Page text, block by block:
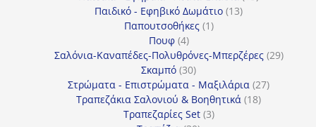
Παιδικό - Εφηβικό Δωμάτιο 1313
Παπουτσοθήκες 11
Πουφ 44
προϊόντα
Σαλόνια-Καναπέδες-Πολυθρόνες-Μπερζέρες 2929
Σκαμπό 3030
προϊόντα
Στρώματα - Επιστρώματα - Μαξιλάρια 2727
Τραπεζάκια Σαλονιού & Βοηθητικά 1818
Τραπεζαρίες Set 33